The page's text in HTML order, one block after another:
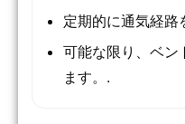
定期的に通気経路
可能な限り、ベン
ます。.